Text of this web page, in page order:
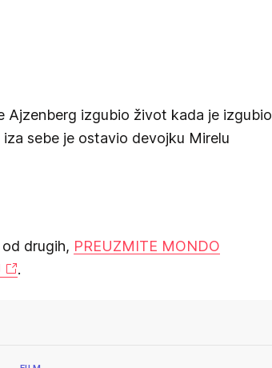
Ajzenberg izgubio život kada je izgubio
sebe je ostavio devojku Mirelu
drugih, PREUZMITE MONDO
.